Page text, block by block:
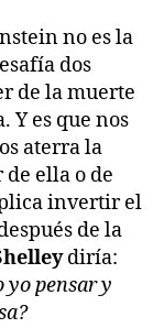
no es la
dos
de la muerte
Y es que nos
aterra la
ella o de
invertir el
de la
diría:
yo pensar y